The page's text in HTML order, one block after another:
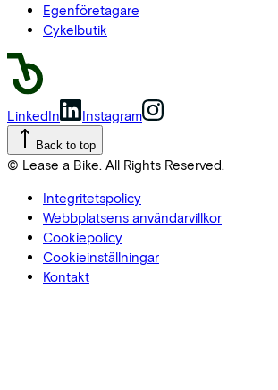
Egenföretagare
Cykelbutik
LinkedIn Instagram
Back to top
© Lease a Bike. All Rights Reserved.
Integritetspolicy
Webbplatsens användarvillkor
Cookiepolicy
Cookieinställningar
Kontakt